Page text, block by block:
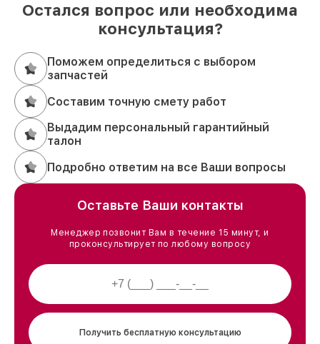
Остался вопрос или необходима
консультация?
Поможем определиться с выбором
запчастей
Составим точную смету работ
Выдадим персональный гарантийный
талон
Подробно ответим на все Ваши вопросы
Оставьте Ваши контакты
Менеджер позвонит Вам в течение 15 минут, и
проконсультирует по любому вопросу
Получить бесплатную консультацию